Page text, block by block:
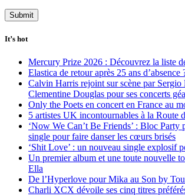
It’s hot
Mercury Prize 2026 : Découvrez la liste
Elastica de retour après 25 ans d’absence
Calvin Harris rejoint sur scène par Sergio
Clementine Douglas pour ses concerts
Only the Poets en concert en France au
5 artistes UK incontournables à la Route
‘Now We Can’t Be Friends’ : Bloc Party
single pour faire danser les cœurs brisés
‘Shit Love’ : un nouveau single explosif
Un premier album et une toute nouvelle
Ella
De l’Hyperlove pour Mika au Son by
Charli XCX dévoile ses cinq titres